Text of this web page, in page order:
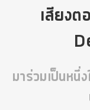
เสียง
มาร่วมเป็นหนึ่